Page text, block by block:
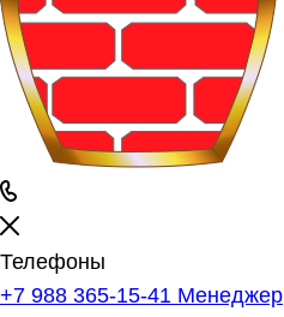
Телефоны
+7 988 365-15-41 Менеджер